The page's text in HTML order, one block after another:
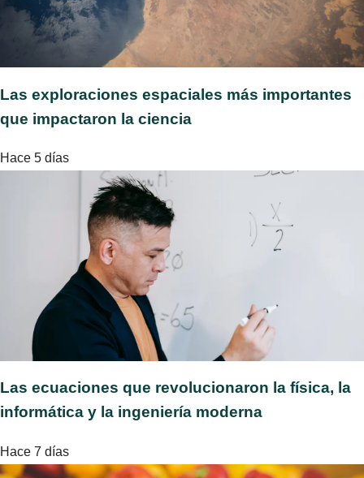
Las exploraciones espaciales más importantes
que impactaron la ciencia
Hace 5 días
Las ecuaciones que revolucionaron la física, la
informática y la ingeniería moderna
Hace 7 días